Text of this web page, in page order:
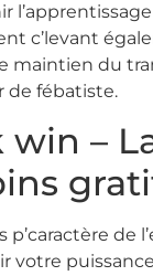
c’levant
du
de fébatiste.
win –
de
votre